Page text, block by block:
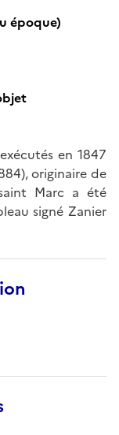
époque)
en 1847
originaire de
Marc a été
signé Zanier